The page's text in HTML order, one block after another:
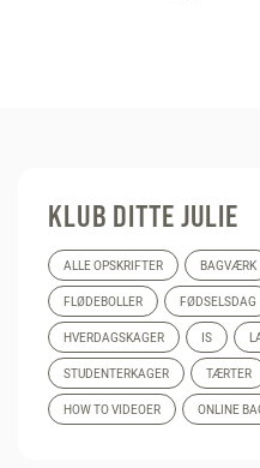
KLUB DITTE JULIE
ALLE OPSKRIFTER BAGVÆRK
FLØDEBOLLER FØDSELSDAG
HVERDAGSKAGER IS
STUDENTERKAGER TÆRTER
HOW TO VIDEOER ONLINE